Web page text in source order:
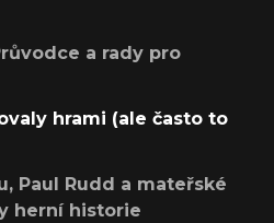
a rady pro
hrami (ale často to
Paul Rudd a mateřské
herní historie